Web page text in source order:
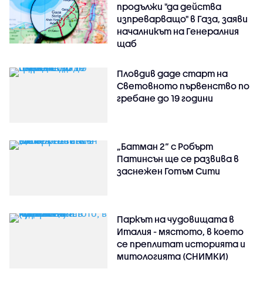
продължи "да действа
изпреварващо" в Газа, заяви
началникът на Генералния
щаб
Пловдив даде старт на
Световното първенство по
гребане до 19 години
„Батман 2“ с Робърт
Патинсън ще се развива в
заснежен Готъм Сити
Паркът на чудовищата в
Италия - мястото, в което
се преплитат историята и
митологията (СНИМКИ)